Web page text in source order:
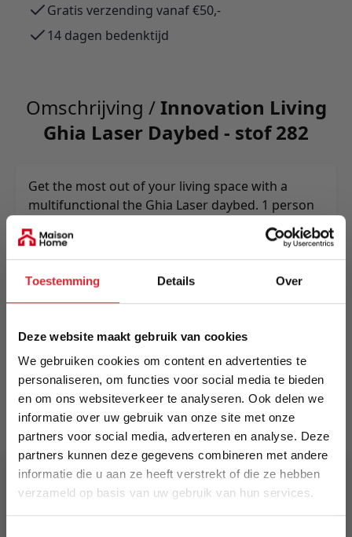
Toestemming Details Over
Deze website maakt gebruik van cookies
We gebruiken cookies om content en advertenties te
personaliseren, om functies voor social media te bieden
en om ons websiteverkeer te analyseren. Ook delen we
informatie over uw gebruik van onze site met onze
partners voor social media, adverteren en analyse. Deze
partners kunnen deze gegevens combineren met andere
informatie die u aan ze heeft verstrekt of die ze hebben
verzameld op basis van uw gebruik van hun services.
Gratis verzending vanaf €50,-
14 dagen bedenktijd
Omschrijving /Innovation Living
Ghia Laser Daybed - stof 282
Get the most out of your living space with a
multifunctional the Ghia Laser daybed. 1 person
seater, lounger or sleeper, 2 person seater or
lounger with arms or 3 person seater without
arms. Multifunctionality as it greatests.
Merk
Innovation Living
EAN
5700110946520
Prijs
€ 1.609,00